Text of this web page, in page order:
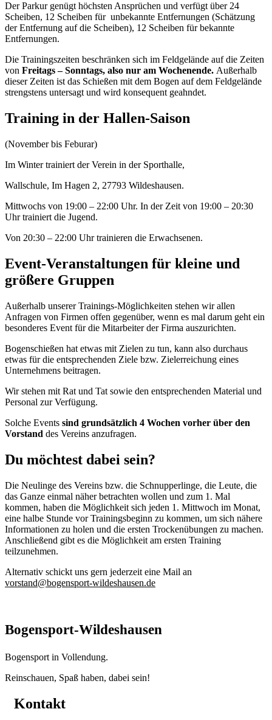
Der Parkur genügt höchsten Ansprüchen und verfügt über 24
Scheiben, 12 Scheiben für unbekannte Entfernungen (Schätzung
der Entfernung auf die Scheiben), 12 Scheiben für bekannte
Entfernungen.
Die Trainingszeiten beschränken sich im Feldgelände auf die Zeiten
von Freitags – Sonntags, also nur am Wochenende. Außerhalb
dieser Zeiten ist das Schießen mit dem Bogen auf dem Feldgelände
strengstens untersagt und wird konsequent geahndet.
Training in der Hallen-Saison
(November bis Feburar)
Im Winter trainiert der Verein in der Sporthalle,
Wallschule, Im Hagen 2, 27793 Wildeshausen.
Mittwochs von 19:00 – 22:00 Uhr. In der Zeit von 19:00 – 20:30
Uhr trainiert die Jugend.
Von 20:30 – 22:00 Uhr trainieren die Erwachsenen.
Event-Veranstaltungen für kleine und
größere Gruppen
Außerhalb unserer Trainings-Möglichkeiten stehen wir allen
Anfragen von Firmen offen gegenüber, wenn es mal darum geht ein
besonderes Event für die Mitarbeiter der Firma auszurichten.
Bogenschießen hat etwas mit Zielen zu tun, kann also durchaus
etwas für die entsprechenden Ziele bzw. Zielerreichung eines
Unternehmens beitragen.
Wir stehen mit Rat und Tat sowie den entsprechenden Material und
Personal zur Verfügung.
Solche Events sind grundsätzlich 4 Wochen vorher über den
Vorstand des Vereins anzufragen.
Du möchtest dabei sein?
Die Neulinge des Vereins bzw. die Schnupperlinge, die Leute, die
das Ganze einmal näher betrachten wollen und zum 1. Mal
kommen, haben die Möglichkeit sich jeden 1. Mittwoch im Monat,
eine halbe Stunde vor Trainingsbeginn zu kommen, um sich nähere
Informationen zu holen und die ersten Trockenübungen zu machen.
Anschließend gibt es die Möglichkeit am ersten Training
teilzunehmen.
Alternativ schickt uns gern jederzeit eine Mail an
vorstand@bogensport-wildeshausen.de
Bogensport-Wildeshausen
Bogensport in Vollendung.
Reinschauen, Spaß haben, dabei sein!
Kontakt